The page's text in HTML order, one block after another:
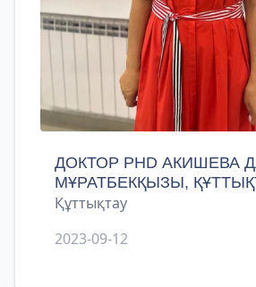
ДОКТОР PHD АКИШЕВА
МҰРАТБЕКҚЫЗЫ,
Құттықтау
2023-09-12